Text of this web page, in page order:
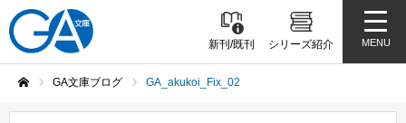
新刊/既刊 シリーズ紹介 MENU
GA文庫ブログ GA_akukoi_Fix_02